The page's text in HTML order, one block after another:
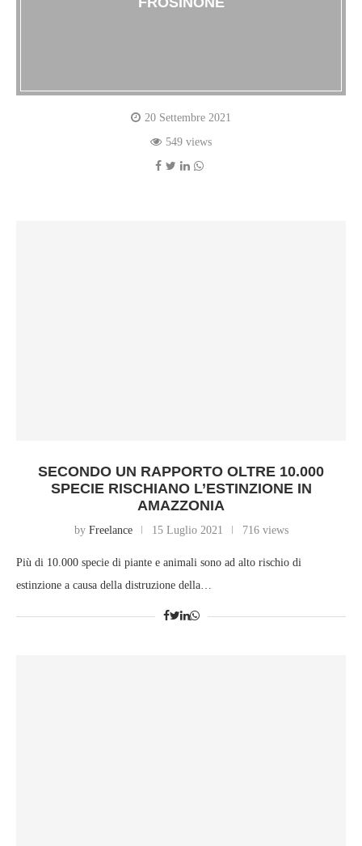
20 Settembre 2021
549 views
SECONDO UN RAPPORTO OLTRE 10.000
SPECIE RISCHIANO L’ESTINZIONE IN
AMAZZONIA
by Freelance 15 Luglio 2021 716 views
Più di 10.000 specie di piante e animali sono ad alto rischio di
estinzione a causa della distruzione della…